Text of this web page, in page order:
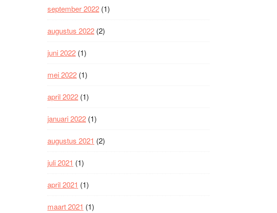
september 2022 (1)
augustus 2022 (2)
juni 2022 (1)
mei 2022 (1)
april 2022 (1)
januari 2022 (1)
augustus 2021 (2)
juli 2021 (1)
april 2021 (1)
maart 2021 (1)